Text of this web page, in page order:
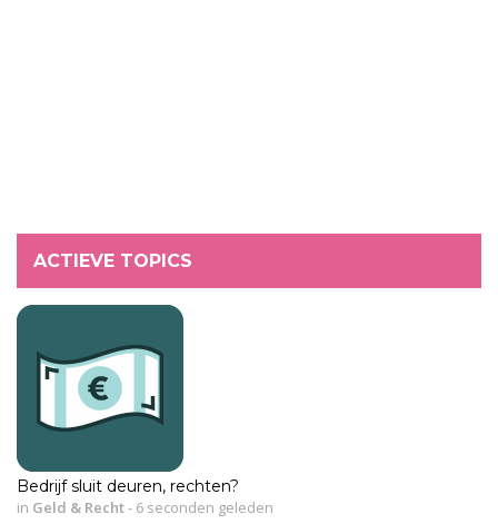
ACTIEVE TOPICS
Bedrijf sluit deuren, rechten?
in Geld & Recht- 6 seconden geleden